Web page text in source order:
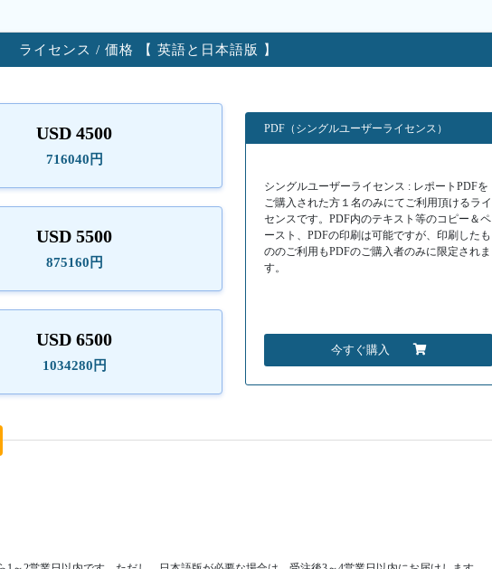
ライセンス / 価格 【 英語と日本語版 】
USD 4500
716040円
USD 5500
875160円
USD 6500
1034280円
PDF（シングルユーザーライセンス）
シングルユーザーライセンス : レポートPDFを
ご購入された方１名のみにてご利用頂けるライ
センスです。PDF内のテキスト等のコピー＆ペ
ースト、PDFの印刷は可能ですが、印刷したも
ののご利用もPDFのご購入者のみに限定されま
す。
今すぐ購入